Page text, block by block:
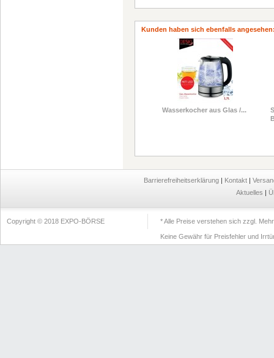
Kunden haben sich ebenfalls
Wasserkocher aus Glas /...
Barrierefreiheitserklärung Kontakt
Aktuelles |
Copyright © 2018 EXPO-BÖRSE * Alle Preise verstehen sich zzgl.
Keine Gewähr für Preisfehler und